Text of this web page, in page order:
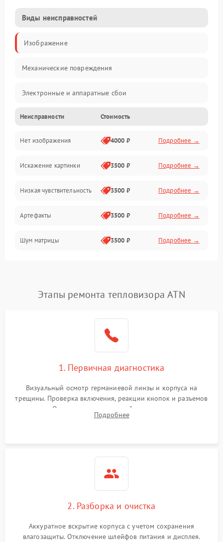
Виды неисправностей
Изображение
Механические повреждения
Электронные и аппаратные сбои
Неисправности сенсора и оптики
Программные ошибки
Электропитание
Измерения
Матрица
Проблемы питания
Сбои коммуникаций и интерфейсов
Экран (дисплей)
Неисправности Стоимость
Нет изображения 4000 ₽ Подробнее →
Искажение картинки 3500 ₽ Подробнее →
Низкая чувствительность 3500 ₽ Подробнее →
Артефакты 3500 ₽ Подробнее →
Шум матрицы 3500 ₽ Подробнее →
Этапы ремонта тепловизора ATN
1. Первичная диагностика
Визуальный осмотр германиевой линзы и корпуса на
трещины. Проверка включения, реакции кнопок и разъемов
зарядки. Оценка вывода тепловой сигнатуры на экран,
проверка базовых функций и считывание системных
Подробнее
2. Разборка и очистка
Аккуратное вскрытие корпуса с учетом сохранения
влагозащиты. Отключение шлейфов питания и дисплея.